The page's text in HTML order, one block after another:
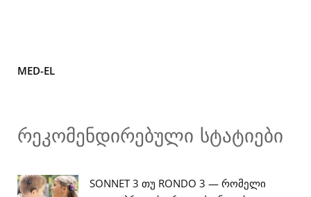
MED-EL
რეკომენდირებული სტატიები
SONNET 3 თუ RONDO 3 — რომელი